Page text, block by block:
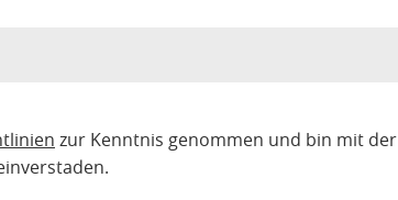
zur Kenntnis genommen und bin mit der